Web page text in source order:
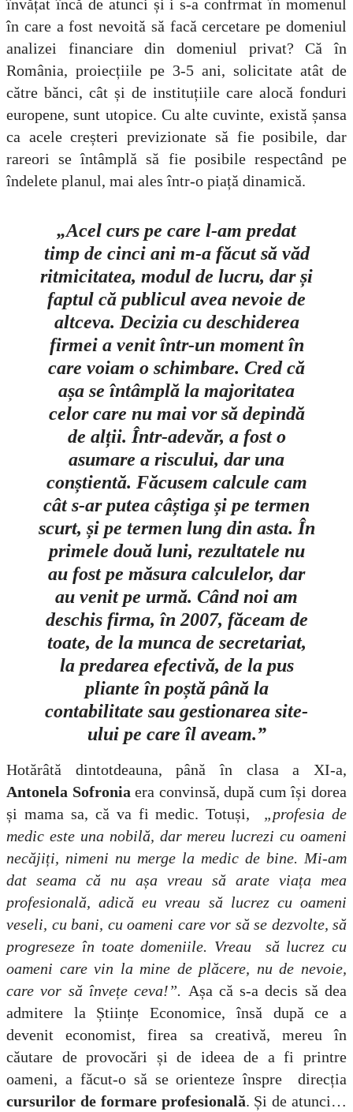
învățat încă de atunci și i s-a confrmat în momenul
în care a fost nevoită să facă cercetare pe domeniul
analizei financiare din domeniul privat? Că în
România, proiecțiile pe 3-5 ani, solicitate atât de
către bănci, cât și de instituțiile care alocă fonduri
europene, sunt utopice. Cu alte cuvinte, există șansa
ca acele creșteri previzionate să fie posibile, dar
rareori se întâmplă să fie posibile respectând pe
îndelete planul, mai ales într-o piață dinamică.
„Acel curs pe care l-am predat
timp de cinci ani m-a făcut să văd
ritmicitatea, modul de lucru, dar și
faptul că publicul avea nevoie de
altceva. Decizia cu deschiderea
firmei a venit într-un moment în
care voiam o schimbare. Cred că
așa se întâmplă la majoritatea
celor care nu mai vor să depindă
de alții. Într-adevăr, a fost o
asumare a riscului, dar una
conștientă. Făcusem calcule cam
cât s-ar putea câștiga și pe termen
scurt, și pe termen lung din asta. În
primele două luni, rezultatele nu
au fost pe măsura calculelor, dar
au venit pe urmă. Când noi am
deschis firma, în 2007, făceam de
toate, de la munca de secretariat,
la predarea efectivă, de la pus
pliante în poștă până la
contabilitate sau gestionarea site-
ului pe care îl aveam.”
Hotărâtă dintotdeauna, până în clasa a XI-a,
Antonela Sofroniaera convinsă, după cum își dorea
și mama sa, că va fi medic. Totuși, „profesia de
medic este una nobilă, dar mereu lucrezi cu oameni
necăjiți, nimeni nu merge la medic de bine. Mi-am
dat seama că nu așa vreau să arate viața mea
profesională, adică eu vreau să lucrez cu oameni
veseli, cu bani, cu oameni care vor să se dezvolte, să
progreseze în toate domeniile. Vreau să lucrez cu
oameni care vin la mine de plăcere, nu de nevoie,
care vor să învețe ceva!”. Așa că s-a decis să dea
admitere la Științe Economice, însă după ce a
devenit economist, firea sa creativă, mereu în
căutare de provocări și de ideea de a fi printre
oameni, a făcut-o să se orienteze înspre direcția
cursurilor de formare profesională. Și de atunci…